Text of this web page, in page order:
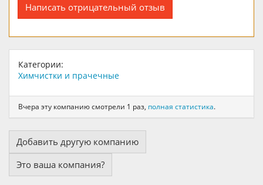
Написать отрицательный отзыв
Категории:
Химчистки и прачечные
Вчера эту компанию смотрели 1 раз, полная статистика.
Добавить другую компанию
Это ваша компания?